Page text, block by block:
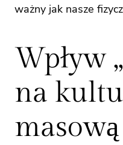
ważny jak nasze
Wpływ
na
masową